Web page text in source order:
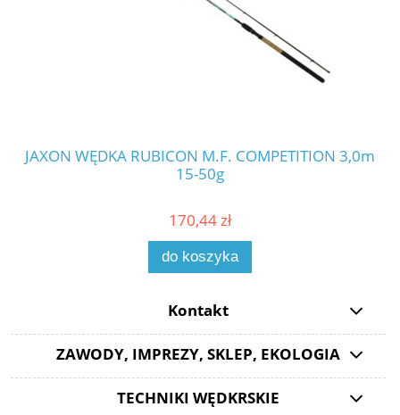
JAXON WĘDKA RUBICON M.F. COMPETITION 3,0m
15-50g
170,44 zł
do koszyka
Kontakt
ZAWODY, IMPREZY, SKLEP, EKOLOGIA
TECHNIKI WĘDKRSKIE